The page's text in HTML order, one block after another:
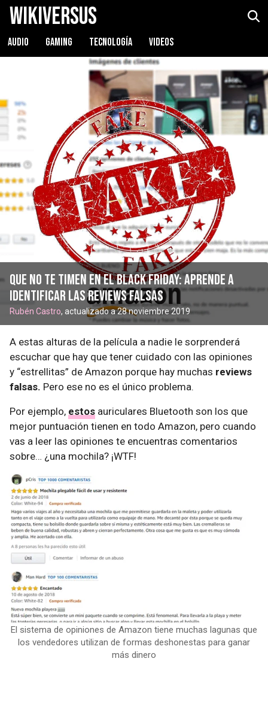
WikiVersus
AUDIO GAMING TECNOLOGÍA VIDEOS
Que no te timen en el Black Friday: aprende a
identificar las reviews falsas
Rubén Castro, actualizado a 28 noviembre 2019
A estas alturas de la película a nadie le sorprenderá
escuchar que hay que tener cuidado con las opiniones
y “estrellitas” de Amazon porque hay muchas reviews
falsas. Pero ese no es el único problema.
Por ejemplo, estos auriculares Bluetooth son los que
mejor puntuación tienen en todo Amazon, pero cuando
vas a leer las opiniones te encuentras comentarios
sobre… ¿una mochila? ¡WTF!
El sistema de opiniones de Amazon tiene muchas lagunas que
los vendedores utilizan de formas deshonestas para ganar
más dinero